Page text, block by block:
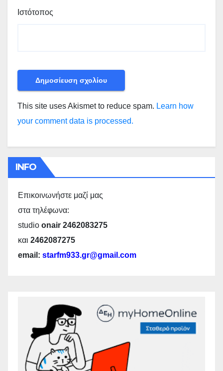
Ιστότοπος
This site uses Akismet to reduce spam. Learn how
your comment data is processed.
INFO
Επικοινωνήστε μαζί μας
στα τηλέφωνα:
studio onair 2462083275
και 2462087275
email: starfm933.gr@gmail.com